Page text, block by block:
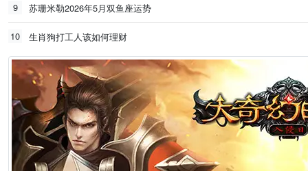
9 苏珊米勒2026年5月双鱼座运势
10 生肖狗打工人该如何理财